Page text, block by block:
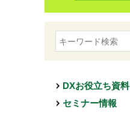
DXお役立ち資料
セミナー情報